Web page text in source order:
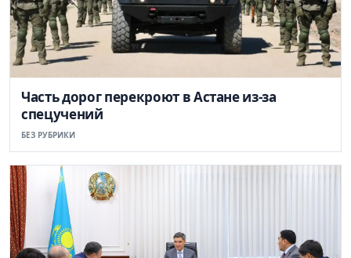
Часть дорог перекроют в Астане из-за
спецучений
БЕЗ РУБРИКИ